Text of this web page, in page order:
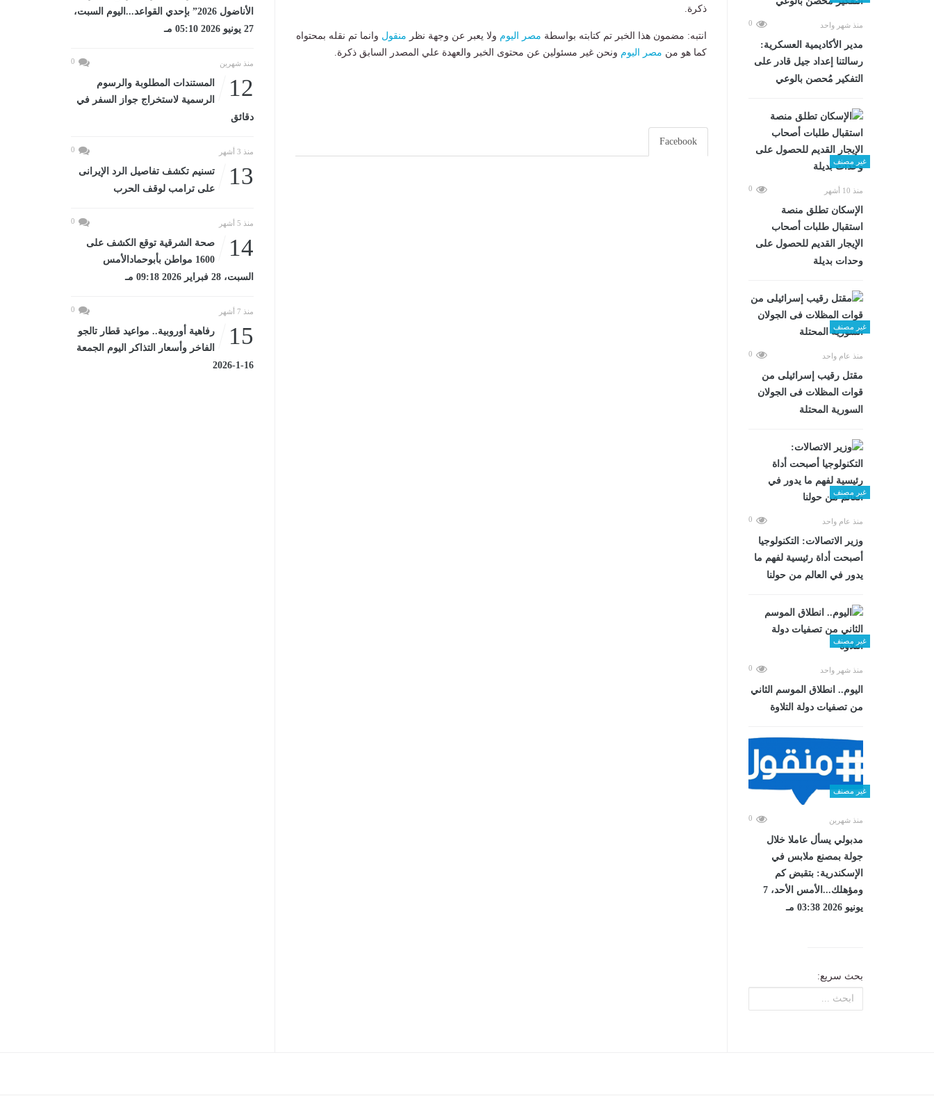
منذ شهر واحد 0
مدير الأكاديمية العسكرية:
رسالتنا إعداد جيل قادر على
التفكير مُحصن بالوعي
غير مصنف
منذ 10 أشهر 0
الإسكان تطلق منصة
استقبال طلبات أصحاب
الإيجار القديم للحصول على
وحدات بديلة
غير مصنف
منذ عام واحد 0
مقتل رقيب إسرائيلى من
قوات المظلات فى الجولان
السورية المحتلة
غير مصنف
منذ عام واحد 0
وزير الاتصالات: التكنولوجيا
أصبحت أداة رئيسية لفهم ما
يدور في العالم من حولنا
غير مصنف
منذ شهر واحد 0
اليوم.. انطلاق الموسم الثاني
من تصفيات دولة التلاوة
غير مصنف
منذ شهرين 0
مدبولي يسأل عاملا خلال
جولة بمصنع ملابس في
الإسكندرية: بتقبض كم
ومؤهلك...الأمس الأحد، 7
يونيو 2026 03:38 مـ
بحث سريع:
ذكرة.
انتبه: مضمون هذا الخبر تم كتابته بواسطة مصر اليوم ولا يعبر عن وجهة نظر منقول وانما تم نقله بمحتواه
كما هو من مصر اليوم ونحن غير مسئولين عن محتوى الخبر والعهدة علي المصدر السابق ذكرة.
Facebook
الأناضول 2026” بإحدي القواعد...اليوم السبت،
27 يونيو 2026 05:10 مـ
منذ شهرين 0
12
المستندات المطلوبة والرسوم
الرسمية لاستخراج جواز السفر في
دقائق
منذ 3 أشهر 0
13
تسنيم تكشف تفاصيل الرد الإيرانى
على ترامب لوقف الحرب
منذ 5 أشهر 0
14
صحة الشرقية توقع الكشف على
1600 مواطن بأبوحمادالأمس
السبت، 28 فبراير 2026 09:18 مـ
منذ 7 أشهر 0
15
رفاهية أوروبية.. مواعيد قطار تالجو
الفاخر وأسعار التذاكر اليوم الجمعة
16-1-2026